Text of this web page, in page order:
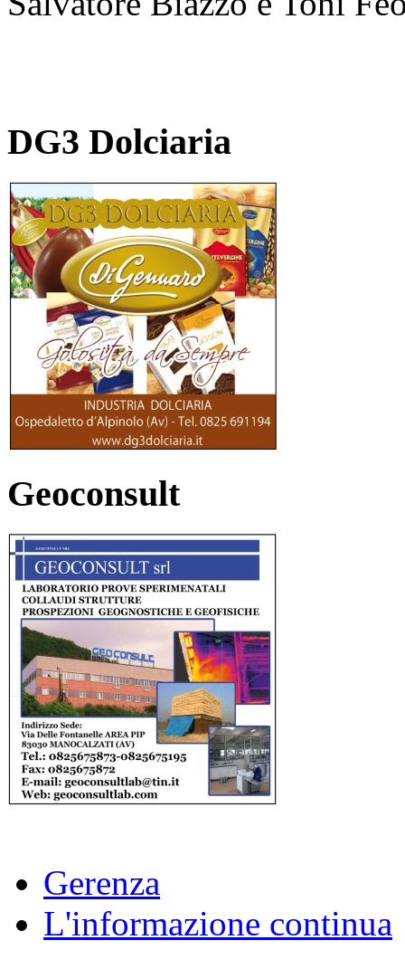
DG3 Dolciaria
Geoconsult
Gerenza
L'informazione continua